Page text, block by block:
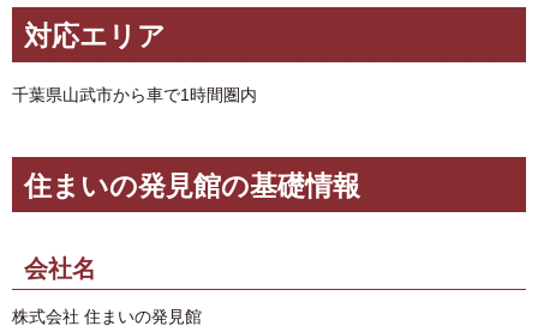
対応エリア
千葉県山武市から車で1時間圏内
住まいの発見館の基礎情報
会社名
株式会社 住まいの発見館